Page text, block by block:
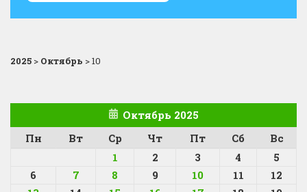
2025 > Октябрь >10
Октябрь 2025
Пн
Вт Ср Чт Пт Сб
Вс
1
2 3 4
5
6
7 8 9 10 11
12